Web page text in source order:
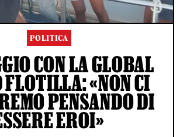
POLITICA
CON LA GLOBAL
FLOTILLA: «NON CI
PENSANDO DI
EROI»